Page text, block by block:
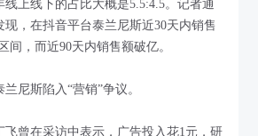
线上线下的占比大概是5.5:4.5。记者通
，在抖音平台泰兰尼斯近30天内销售
间，而近90天内销售额破亿。
尼斯陷入“营销”争议。
飞曾在采访中表示，广告投入花1元，研